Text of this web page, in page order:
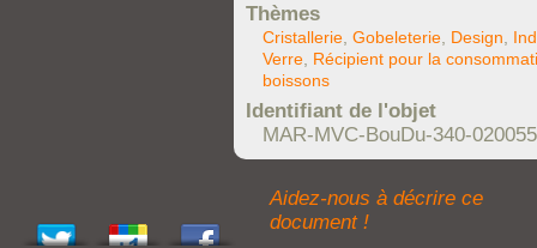
Thèmes
Cristallerie Gobeleterie Design
Verre Récipient pour la
boissons
Identifiant de l'objet
MAR-MVC-BouDu-340-
Aidez-nous à décrire ce
document !